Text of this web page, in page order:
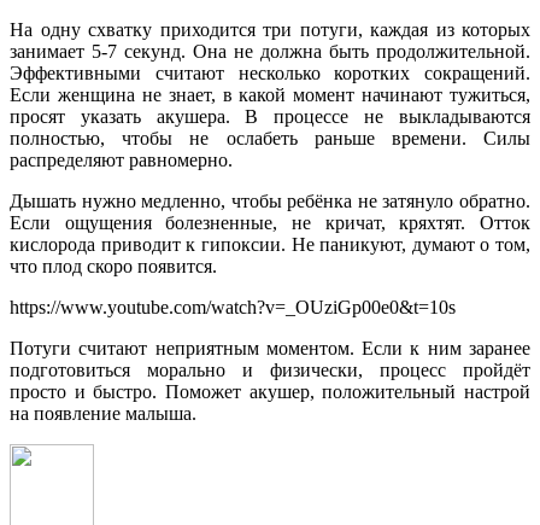
На одну схватку приходится три потуги, каждая из которых
занимает 5-7 секунд. Она не должна быть продолжительной.
Эффективными считают несколько коротких сокращений.
Если женщина не знает, в какой момент начинают тужиться,
просят указать акушера. В процессе не выкладываются
полностью, чтобы не ослабеть раньше времени. Силы
распределяют равномерно.
Дышать нужно медленно, чтобы ребёнка не затянуло обратно.
Если ощущения болезненные, не кричат, кряхтят. Отток
кислорода приводит к гипоксии. Не паникуют, думают о том,
что плод скоро появится.
https://www.youtube.com/watch?v=_OUziGp00e0&t=10s
Потуги считают неприятным моментом. Если к ним заранее
подготовиться морально и физически, процесс пройдёт
просто и быстро. Поможет акушер, положительный настрой
на появление малыша.